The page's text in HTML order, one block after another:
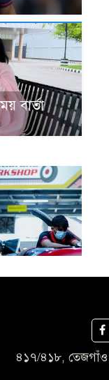
বার্তা
৪১৭/৪১৮, তেজগাঁও